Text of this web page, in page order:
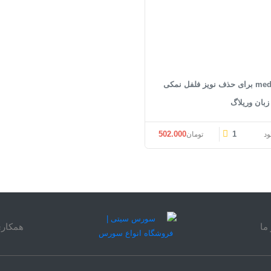
فیلتر median برای حذف نویز فلفل نمکی
وریلاگ
1 تومان502.000